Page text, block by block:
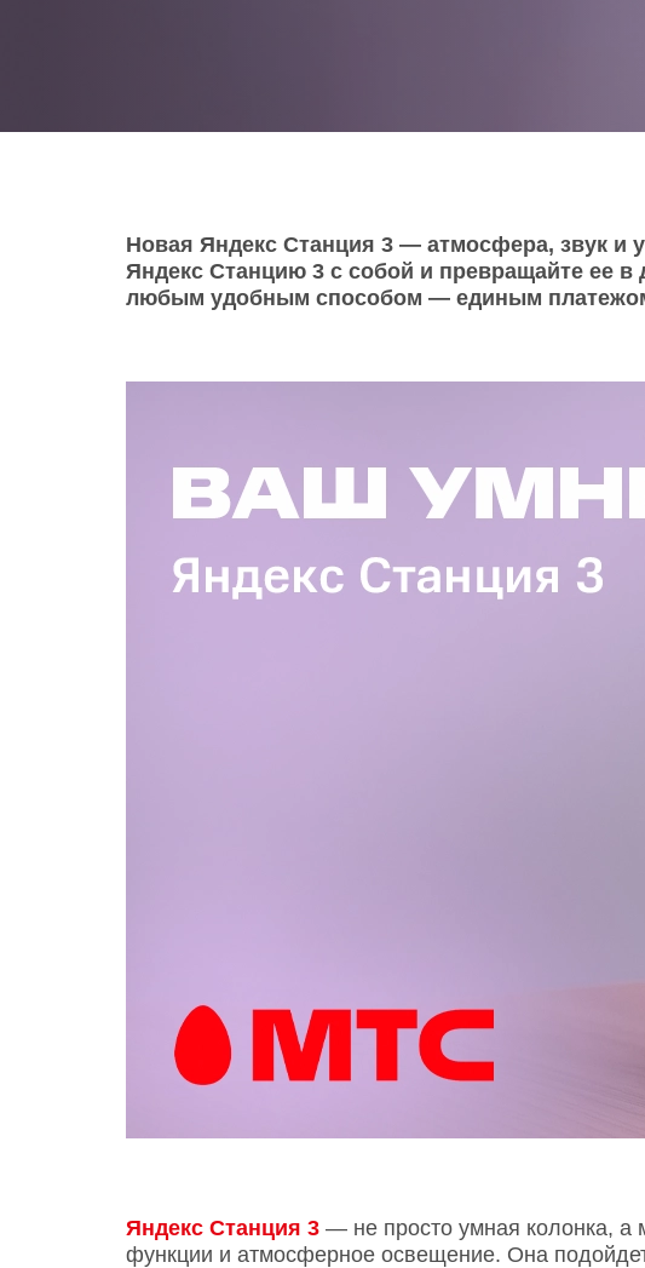
POCO M
Blackview
Интернет для дома
Купить SIM
Новая Яндекс Станция 3 — атмосфера, звук и
Яндекс Станцию 3 с собой и превращайте ее
любым удобным способом — единым платежом,
Яндекс Станция 3 — не просто умная колонка, а
функции и атмосферное освещение. Она